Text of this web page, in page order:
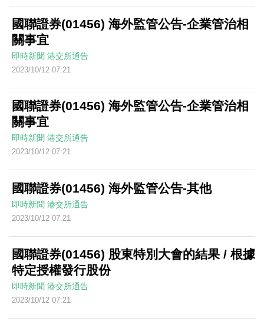
國聯證券(01456) 海外監管公告-企業管治相
關事宜
即時新聞 港交所通告
2023/10/12 07:21
國聯證券(01456) 海外監管公告-企業管治相
關事宜
即時新聞 港交所通告
2023/10/12 07:21
國聯證券(01456) 海外監管公告-其他
即時新聞 港交所通告
2023/10/12 07:21
國聯證券(01456) 股東特別大會的結果 / 根據
特定授權發行股份
即時新聞 港交所通告
2023/10/12 07:21